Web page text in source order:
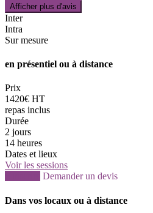
Afficher plus d'avis
Inter
Intra
Sur mesure
en présentiel ou à distance
Prix
1420€ HT
repas inclus
Durée
2 jours
14 heures
Dates et lieux
Voir les sessions
Demander un devis
Dans vos locaux ou à distance